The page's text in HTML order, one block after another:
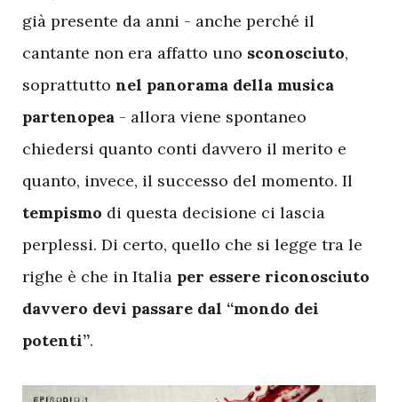
già presente da anni - anche perché il
cantante non era affatto uno sconosciuto,
soprattutto nel panorama della musica
partenopea - allora viene spontaneo
chiedersi quanto conti davvero il merito e
quanto, invece, il successo del momento. Il
tempismo di questa decisione ci lascia
perplessi. Di certo, quello che si legge tra le
righe è che in Italia per essere riconosciuto
davvero devi passare dal “mondo dei
potenti”.